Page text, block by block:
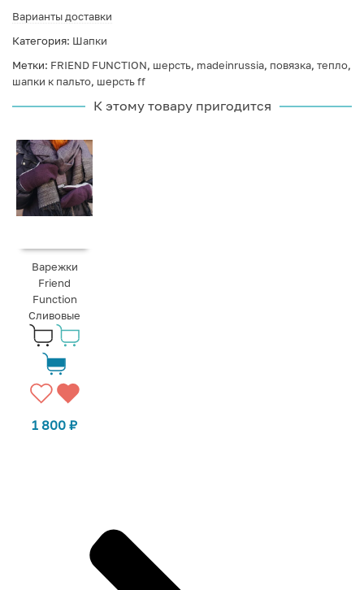
Варианты доставки
Категория: Шапки
Метки: FRIEND FUNCTION, шерсть, madeinrussia, повязка, тепло,
шапки к пальто, шерсть ff
К этому товару пригодится
Варежки
Friend
Function
Сливовые
1 800₽